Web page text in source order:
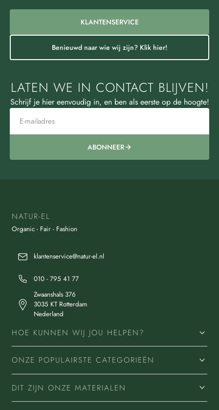
KLANTENSERVICE
Benieuwd naar wie wij zijn? Klik hier!
LATEN WE IN CONTACT BLIJVEN!
Schrijf je hier eenvoudig in, en ben als eerste op de hoogte!
ABONNEER
NATUR-EL
Organic - Fair - Fashion
klantenservice@natur-el.nl
010 - 795 41 77
Zwaanshals 376
3035 KT Rotterdam
Nederland
HOE KUNNEN WIJ JOU HELPEN?
ONZE POPULAIRSTE CATEGORIEËN
DIT ZIJN ONZE MATERIALEN